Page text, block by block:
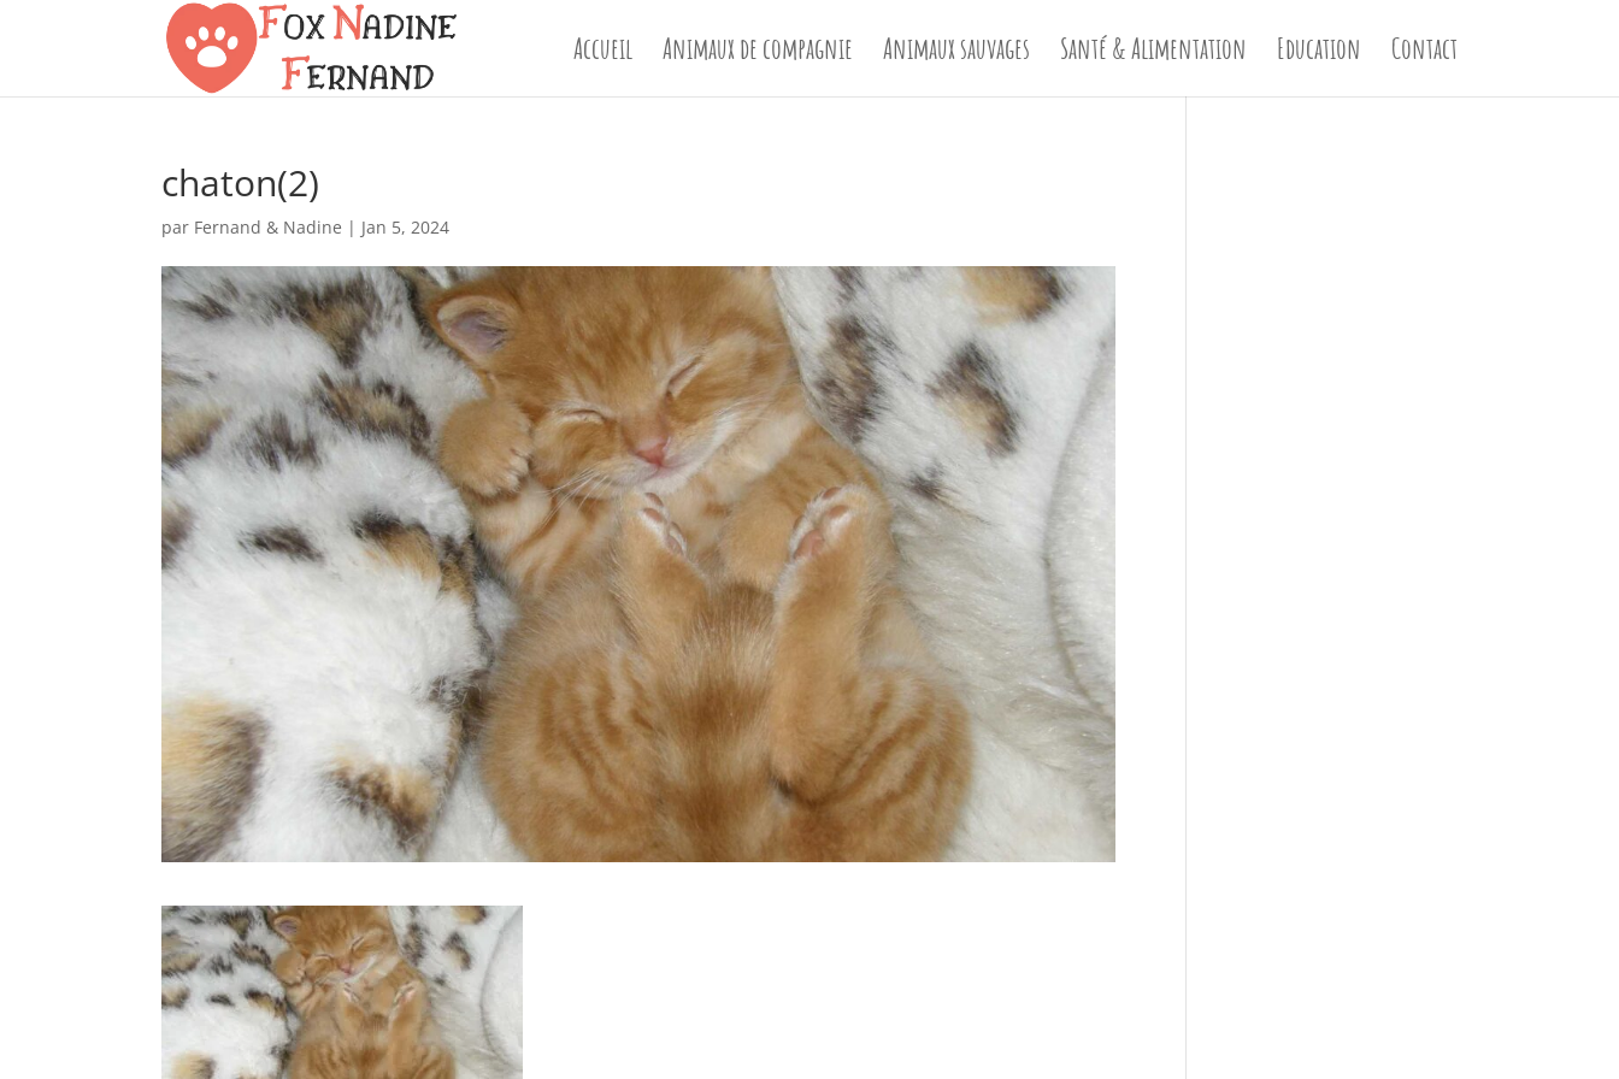
Accueil Animaux de compagnie Animaux sauvages Santé & Alimentation Education Contact
chaton(2)
par Fernand & Nadine | Jan 5, 2024